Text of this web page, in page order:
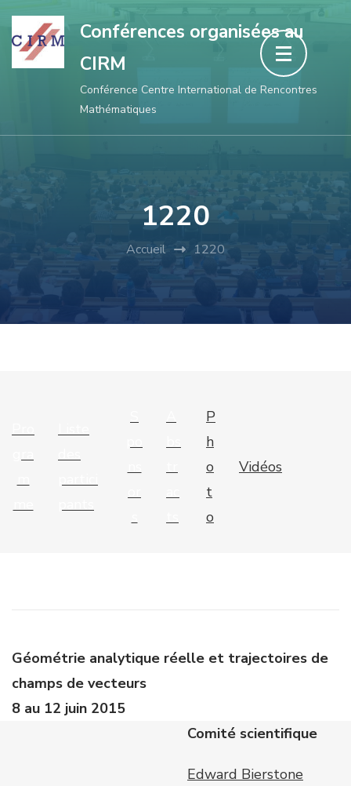
Aller
au
contenu
Conférences organisées au
CIRM
Conférence Centre International de Rencontres
Mathématiques
1220
Accueil 1220
P
h
o
t
o
Vidéos
Géométrie analytique réelle et trajectoires de
champs de vecteurs
8 au 12 juin 2015
Comité scientifique
Edward Bierstone